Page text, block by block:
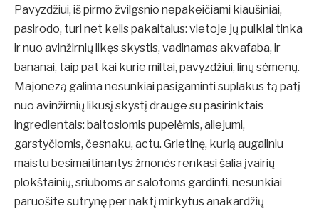
Pavyzdžiui, iš pirmo žvilgsnio nepakeičiami kiaušiniai,
pasirodo, turi net kelis pakaitalus: vietoje jų puikiai tinka
ir nuo avinžirnių likęs skystis, vadinamas akvafaba, ir
bananai, taip pat kai kurie miltai, pavyzdžiui, linų sėmenų.
Majonezą galima nesunkiai pasigaminti suplakus tą patį
nuo avinžirnių likusį skystį drauge su pasirinktais
ingredientais: baltosiomis pupelėmis, aliejumi,
garstyčiomis, česnaku, actu. Grietinę, kurią augaliniu
maistu besimaitinantys žmonės renkasi šalia įvairių
plokštainių, sriuboms ar salotoms gardinti, nesunkiai
paruošite sutrynę per naktį mirkytus anakardžių